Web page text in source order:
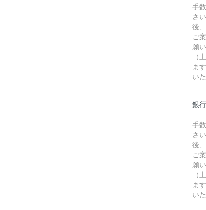
手
さ
後
ご
願
（
ま
い
銀
手
さ
後
ご
願
（
ま
い